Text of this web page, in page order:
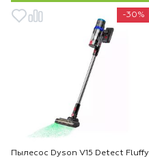
-30%
Пылесос Dyson V15 Detect Fluffy